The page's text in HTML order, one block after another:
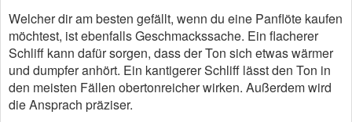
Welcher dir am besten gefällt, wenn du eine Panflöte kaufen
möchtest, ist ebenfalls Geschmackssache. Ein flacherer
Schliff kann dafür sorgen, dass der Ton sich etwas wärmer
und dumpfer anhört. Ein kantigerer Schliff lässt den Ton in
den meisten Fällen obertonreicher wirken. Außerdem wird
die Ansprach präziser.